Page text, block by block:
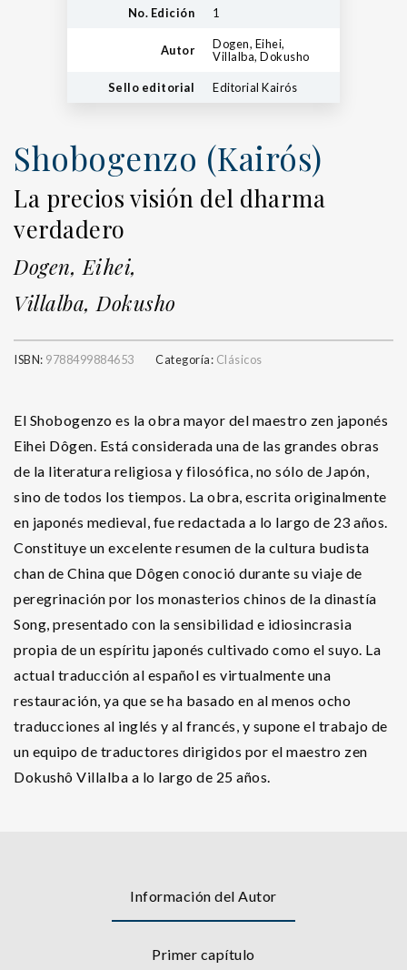
No. Edición 1
Autor
Dogen, Eihei,
Villalba, Dokusho
Sello editorial Editorial Kairós
Shobogenzo (Kairós)
La precios visión del dharma
verdadero
Dogen, Eihei,
Villalba, Dokusho
ISBN: 9788499884653 Categoría: Clásicos
El Shobogenzo es la obra mayor del maestro zen japonés
Eihei Dôgen. Está considerada una de las grandes obras
de la literatura religiosa y filosófica, no sólo de Japón,
sino de todos los tiempos. La obra, escrita originalmente
en japonés medieval, fue redactada a lo largo de 23 años.
Constituye un excelente resumen de la cultura budista
chan de China que Dôgen conoció durante su viaje de
peregrinación por los monasterios chinos de la dinastía
Song, presentado con la sensibilidad e idiosincrasia
propia de un espíritu japonés cultivado como el suyo. La
actual traducción al español es virtualmente una
restauración, ya que se ha basado en al menos ocho
traducciones al inglés y al francés, y supone el trabajo de
un equipo de traductores dirigidos por el maestro zen
Dokushô Villalba a lo largo de 25 años.
Información del Autor
Primer capítulo